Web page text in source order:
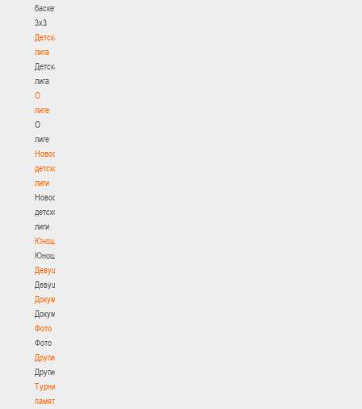
баскетбола
3х3
Детская
лига
Детская
лига
О
лиге
О
лиге
Новости
детской
лиги
Новости
детской
лиги
Юноши
Юноши
Девушки
Девушки
Документы
Документы
Фото
Фото
Другие
Другие
Турнир
памяти